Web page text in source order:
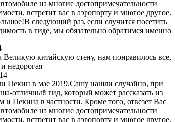
на многие достопримечательности
встретит вас в аэропорту и многое другое.
следующий раз, если случится посетить
в гиде, мы обязательно обратимся именно
Великую китайскую стену, нам понравилось все,
недорогая
Пекин в мае 2019.Сашу нашли случайно, при
отличный гид, который может рассказать из
и Пекина в частности. Кроме того, отвезет Вас
на многие достопримечательности
встретит вас в аэропорту и многое другое.